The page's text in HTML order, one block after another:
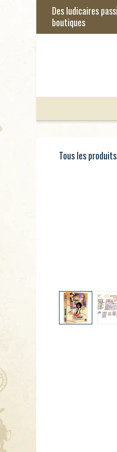
Se rendre au contenu
Tous les produits